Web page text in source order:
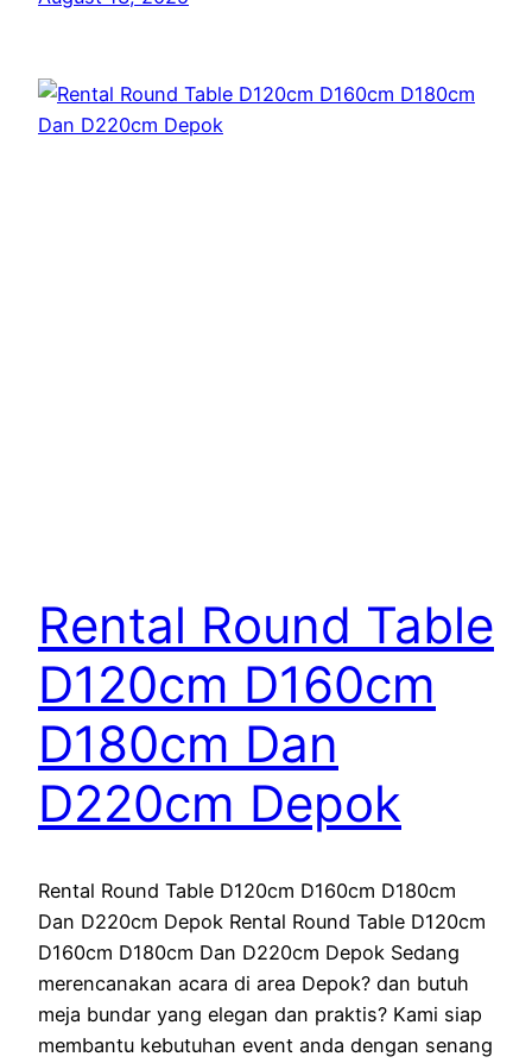
Rental Round Table
D120cm D160cm
D180cm Dan
D220cm Depok
Rental Round Table D120cm D160cm D180cm
Dan D220cm Depok Rental Round Table D120cm
D160cm D180cm Dan D220cm Depok Sedang
merencanakan acara di area Depok? dan butuh
meja bundar yang elegan dan praktis? Kami siap
membantu kebutuhan event anda dengan senang